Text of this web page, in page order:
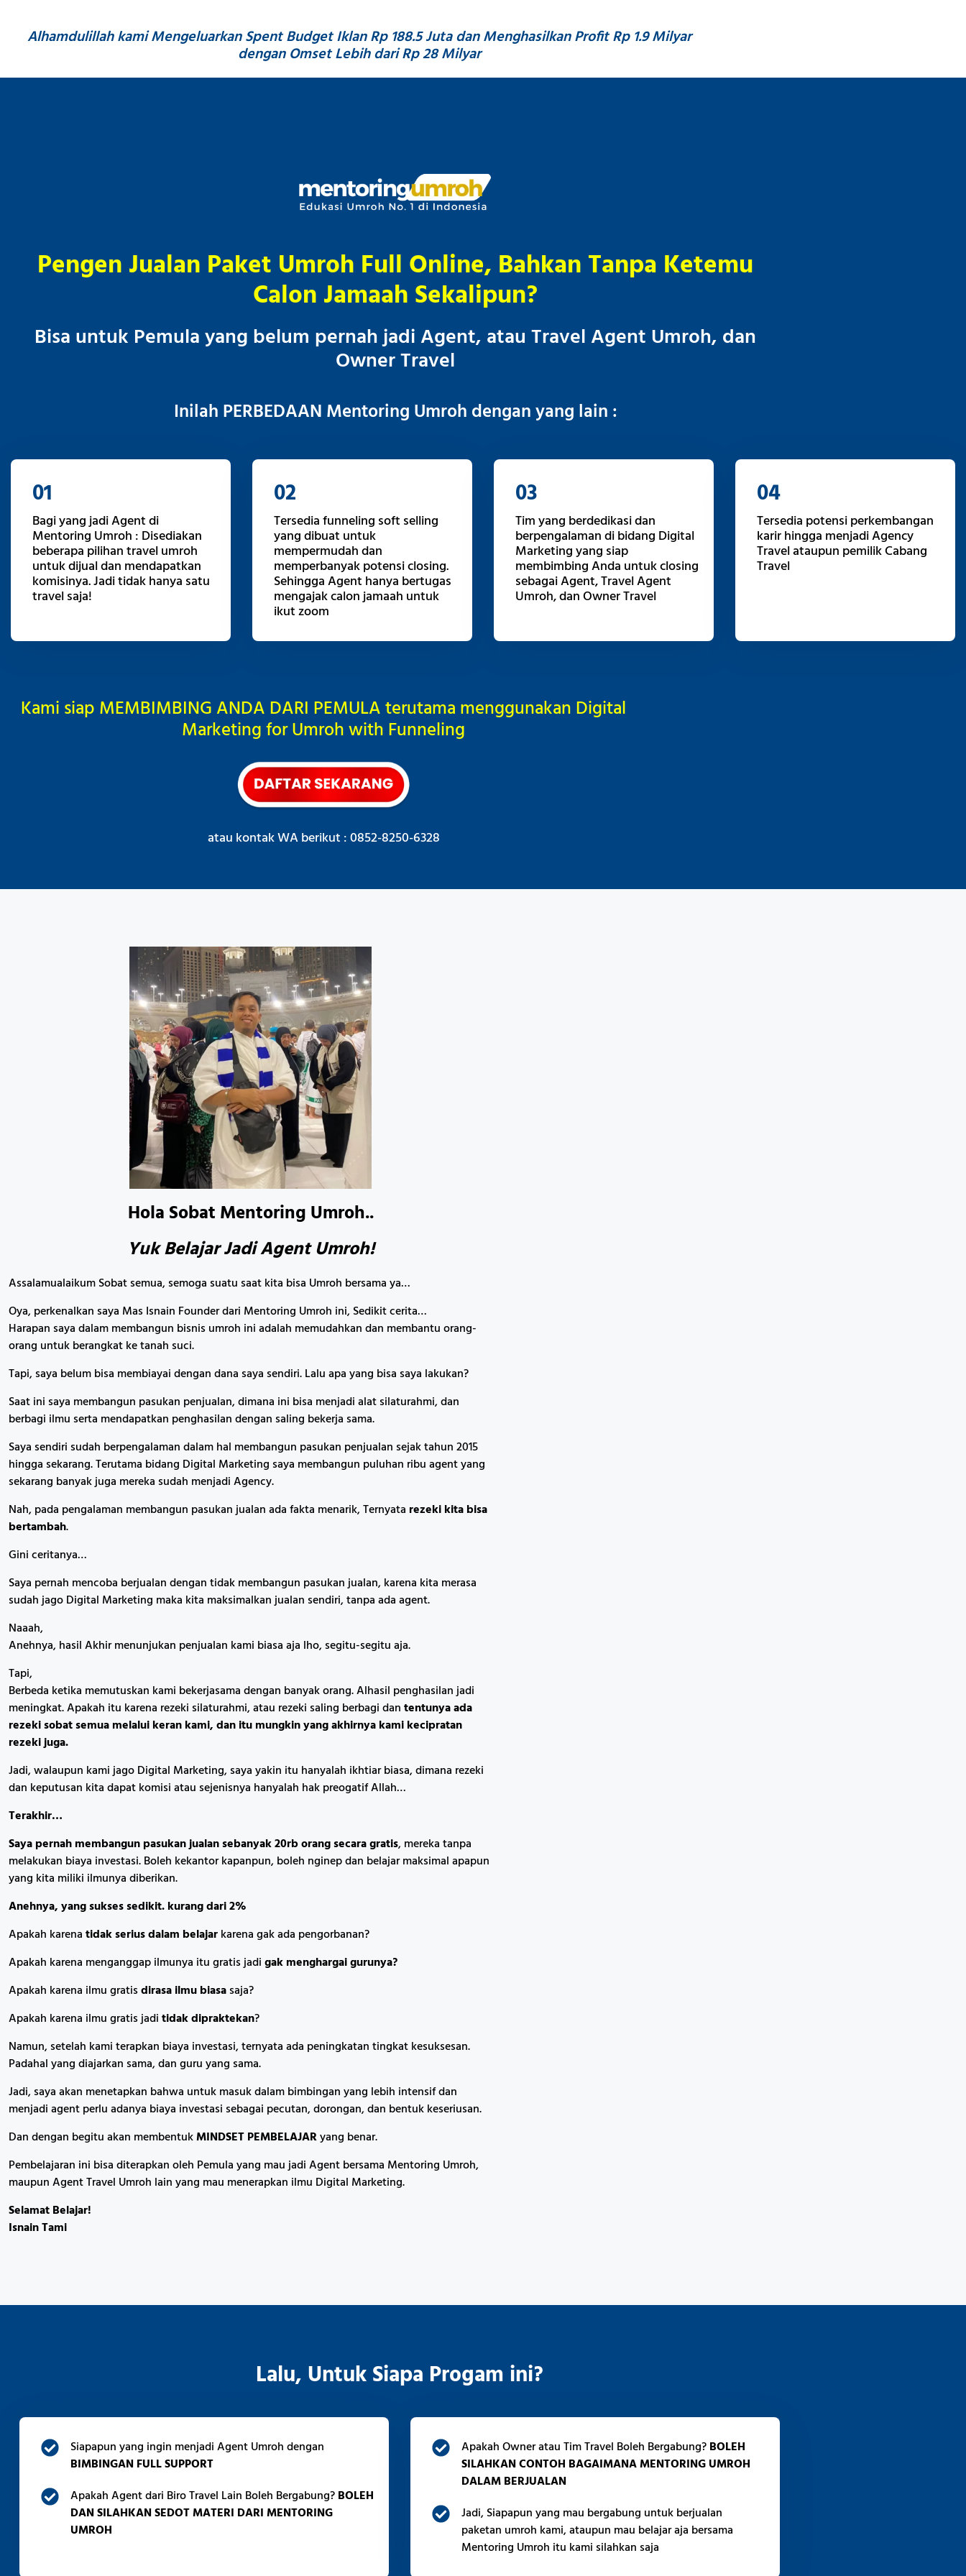
Alhamdulillah kami Mengeluarkan Spent Budget Iklan Rp 188.5 Juta dan Menghasilkan Profit Rp 1.9 Milyar
dengan Omset Lebih dari Rp 28 Milyar
Pengen Jualan Paket Umroh Full Online, Bahkan Tanpa Ketemu
Calon Jamaah Sekalipun?
Bisa untuk Pemula yang belum pernah jadi Agent, atau Travel Agent Umroh, dan
Owner Travel
Inilah PERBEDAAN Mentoring Umroh dengan yang lain :
01
Bagi yang jadi Agent di
Mentoring Umroh : Disediakan
beberapa pilihan travel umroh
untuk dijual dan mendapatkan
komisinya. Jadi tidak hanya satu
travel saja!
02
Tersedia funneling soft selling
yang dibuat untuk
mempermudah dan
memperbanyak potensi closing.
Sehingga Agent hanya bertugas
mengajak calon jamaah untuk
ikut zoom
03
Tim yang berdedikasi dan
berpengalaman di bidang Digital
Marketing yang siap
membimbing Anda untuk closing
sebagai Agent, Travel Agent
Umroh, dan Owner Travel
04
Tersedia potensi perkembangan
karir hingga menjadi Agency
Travel ataupun pemilik Cabang
Travel
Kami siap MEMBIMBING ANDA DARI PEMULA terutama menggunakan Digital
Marketing for Umroh with Funneling
atau kontak WA berikut : 0852-8250-6328
Hola Sobat Mentoring Umroh..
Yuk Belajar Jadi Agent Umroh!
Assalamualaikum Sobat semua, semoga suatu saat kita bisa Umroh bersama ya…
Oya, perkenalkan saya Mas Isnain Founder dari Mentoring Umroh ini, Sedikit cerita…
Harapan saya dalam membangun bisnis umroh ini adalah memudahkan dan membantu orang-
orang untuk berangkat ke tanah suci.
Tapi, saya belum bisa membiayai dengan dana saya sendiri. Lalu apa yang bisa saya lakukan?
Saat ini saya membangun pasukan penjualan, dimana ini bisa menjadi alat silaturahmi, dan
berbagi ilmu serta mendapatkan penghasilan dengan saling bekerja sama.
Saya sendiri sudah berpengalaman dalam hal membangun pasukan penjualan sejak tahun 2015
hingga sekarang. Terutama bidang Digital Marketing saya membangun puluhan ribu agent yang
sekarang banyak juga mereka sudah menjadi Agency.
Nah, pada pengalaman membangun pasukan jualan ada fakta menarik, Ternyata rezeki kita bisa
bertambah.
Gini ceritanya…
Saya pernah mencoba berjualan dengan tidak membangun pasukan jualan, karena kita merasa
sudah jago Digital Marketing maka kita maksimalkan jualan sendiri, tanpa ada agent.
Naaah,
Anehnya, hasil Akhir menunjukan penjualan kami biasa aja lho, segitu-segitu aja.
Tapi,
Berbeda ketika memutuskan kami bekerjasama dengan banyak orang. Alhasil penghasilan jadi
meningkat. Apakah itu karena rezeki silaturahmi, atau rezeki saling berbagi dantentunya ada
rezeki sobat semua melalui keran kami, dan itu mungkin yang akhirnya kami kecipratan
rezeki juga.
Jadi, walaupun kami jago Digital Marketing, saya yakin itu hanyalah ikhtiar biasa, dimana rezeki
dan keputusan kita dapat komisi atau sejenisnya hanyalah hak preogatif Allah…
Terakhir…
Saya pernah membangun pasukan jualan sebanyak 20rb orang secara gratis, mereka tanpa
melakukan biaya investasi. Boleh kekantor kapanpun, boleh nginep dan belajar maksimal apapun
yang kita miliki ilmunya diberikan.
Anehnya, yang sukses sedikit. kurang dari 2%
Apakah karenatidak serius dalam belajarkarena gak ada pengorbanan?
Apakah karena menganggap ilmunya itu gratis jadigak menghargai gurunya?
Apakah karena ilmu gratisdirasa ilmu biasasaja?
Apakah karena ilmu gratis jaditidak dipraktekan?
Namun, setelah kami terapkan biaya investasi, ternyata ada peningkatan tingkat kesuksesan.
Padahal yang diajarkan sama, dan guru yang sama.
Jadi, saya akan menetapkan bahwa untuk masuk dalam bimbingan yang lebih intensif dan
menjadi agent perlu adanya biaya investasi sebagai pecutan, dorongan, dan bentuk keseriusan.
Dan dengan begitu akan membentukMINDSET PEMBELAJARyang benar.
Pembelajaran ini bisa diterapkan oleh Pemula yang mau jadi Agent bersama Mentoring Umroh,
maupun Agent Travel Umroh lain yang mau menerapkan ilmu Digital Marketing.
Selamat Belajar!
Isnain Tami
Lalu, Untuk Siapa Progam ini?
Siapapun yang ingin menjadi Agent Umroh dengan
BIMBINGAN FULL SUPPORT
Apakah Agent dari Biro Travel Lain Boleh Bergabung?BOLEH
DAN SILAHKAN SEDOT MATERI DARI MENTORING
UMROH
Apakah Owner atau Tim Travel Boleh Bergabung?BOLEH
SILAHKAN CONTOH BAGAIMANA MENTORING UMROH
DALAM BERJUALAN
Jadi, Siapapun yang mau bergabung untuk berjualan
paketan umroh kami, ataupun mau belajar aja bersama
Mentoring Umroh itu kami silahkan saja